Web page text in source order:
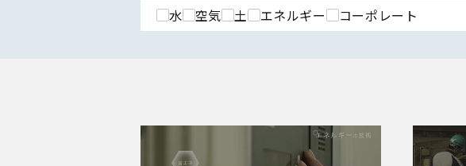
水 空気 土 エネルギー コーポレート